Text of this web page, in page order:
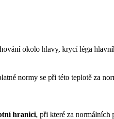
okolo hlavy, krycí léga
normy se při této teplotě za
hranici, při které za normálních